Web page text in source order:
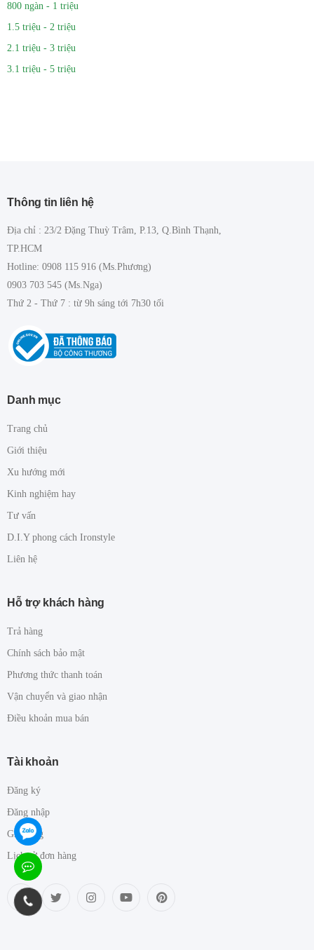
800 ngàn - 1 triệu
1.5 triệu - 2 triệu
2.1 triệu - 3 triệu
3.1 triệu - 5 triệu
Thông tin liên hệ
Địa chỉ : 23/2 Đặng Thuỳ Trâm, P.13, Q.Bình Thạnh,
TP.HCM
Hotline: 0908 115 916 (Ms.Phương)
0903 703 545 (Ms.Nga)
Thứ 2 - Thứ 7 : từ 9h sáng tới 7h30 tối
Danh mục
Trang chủ
Giới thiệu
Xu hướng mới
Kinh nghiệm hay
Tư vấn
D.I.Y phong cách Ironstyle
Liên hệ
Hỗ trợ khách hàng
Trả hàng
Chính sách bảo mật
Phương thức thanh toán
Vận chuyển và giao nhận
Điều khoản mua bán
Tài khoản
Đăng ký
Đăng nhập
Giỏ hàng
Lịch sử đơn hàng